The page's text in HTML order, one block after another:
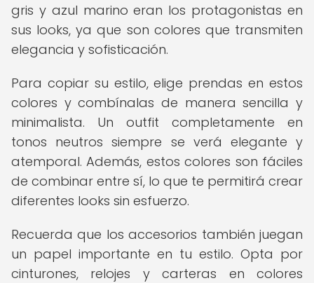
gris y azul marino eran los protagonistas en
sus looks, ya que son colores que transmiten
elegancia y sofisticación.
Para copiar su estilo, elige prendas en estos
colores y combínalas de manera sencilla y
minimalista. Un outfit completamente en
tonos neutros siempre se verá elegante y
atemporal. Además, estos colores son fáciles
de combinar entre sí, lo que te permitirá crear
diferentes looks sin esfuerzo.
Recuerda que los accesorios también juegan
un papel importante en tu estilo. Opta por
cinturones, relojes y carteras en colores